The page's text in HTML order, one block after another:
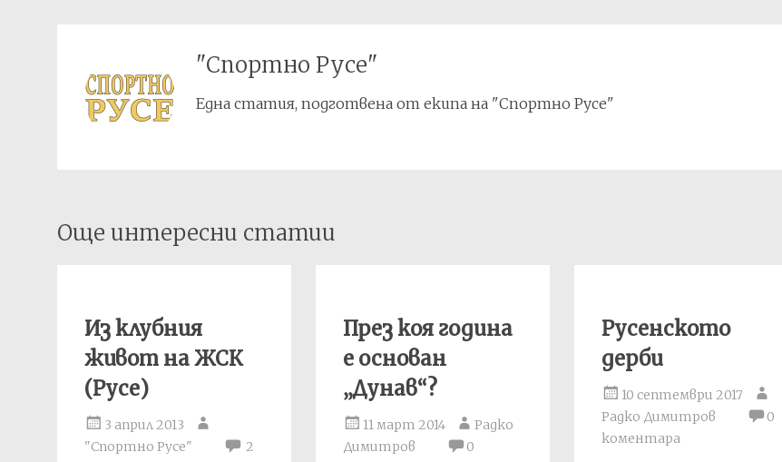
"Спортно Русе"
Една статия, подготвена от екипа на "Спортно Русе"
Post
navigation
Още интересни статии
Из клубния
живот на ЖСК
(Русе)
3 април 2013
"Спортно Русе"
2
През коя година
е основан
„Дунав“?
11 март 2014
Радко
Димитров
0
Русенското
дерби
10 септември 2017
Радко Димитров
0
коментара